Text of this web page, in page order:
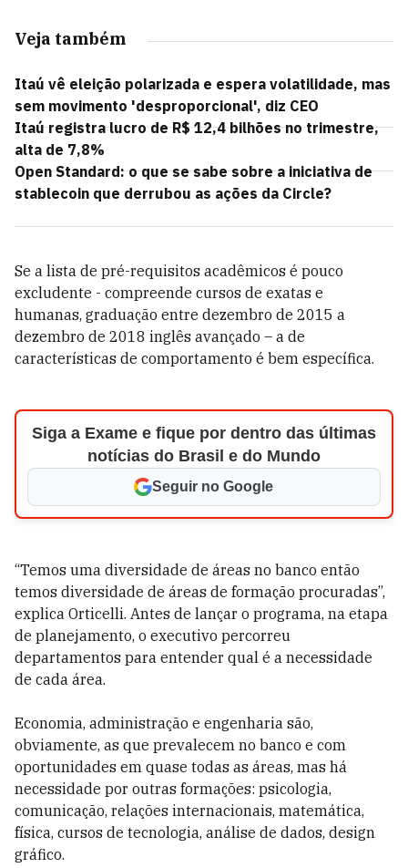
Veja também
Itaú vê eleição polarizada e espera volatilidade, mas
sem movimento 'desproporcional', diz CEO
Itaú registra lucro de R$ 12,4 bilhões no trimestre,
alta de 7,8%
Open Standard: o que se sabe sobre a iniciativa de
stablecoin que derrubou as ações da Circle?
Se a lista de pré-requisitos acadêmicos é pouco
excludente - compreende cursos de exatas e
humanas, graduação entre dezembro de 2015 a
dezembro de 2018 inglês avançado – a de
características de comportamento é bem específica.
Siga a Exame e fique por dentro das últimas
notícias do Brasil e do Mundo
Seguir no Google
“Temos uma diversidade de áreas no banco então
temos diversidade de áreas de formação procuradas”,
explica Orticelli. Antes de lançar o programa, na etapa
de planejamento, o executivo percorreu
departamentos para entender qual é a necessidade
de cada área.
Economia, administração e engenharia são,
obviamente, as que prevalecem no banco e com
oportunidades em quase todas as áreas, mas há
necessidade por outras formações: psicologia,
comunicação, relações internacionais, matemática,
física, cursos de tecnologia, análise de dados, design
gráfico.